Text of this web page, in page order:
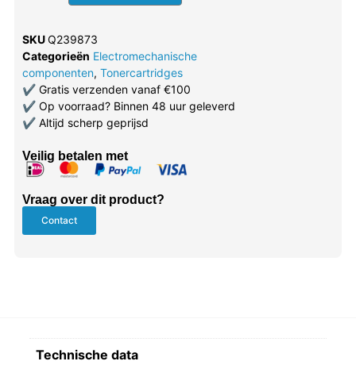
SKUQ239873
Categorieën Electromechanische
componenten, Tonercartridges
✔Gratis verzenden vanaf €100
✔Op voorraad? Binnen 48 uur geleverd
✔Altijd scherp geprijsd
Veilig betalen met
Vraag over dit product?
Contact
Technische data